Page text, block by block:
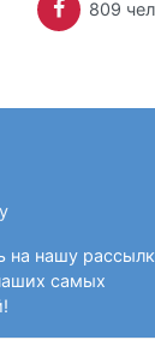
809
на нашу
самых